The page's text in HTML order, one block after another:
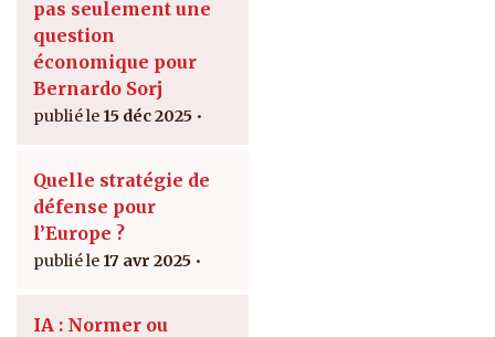
pas seulement une
question
économique pour
Bernardo Sorj
15 déc 2025
Quelle stratégie de
défense pour
l’Europe ?
17 avr 2025
IA : Normer ou